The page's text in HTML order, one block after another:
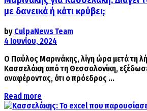
με δανεικά ή κάτι κρύβει;
by CulpaNews Team
4 Ιουνίου, 2024
Ο Παύλος Μαρινάκης, λίγη ώρα μετά τη
Κασσελάκη από τη Θεσσαλονίκη,
αναφέροντας, ότι ο πρόεδρος ...
Read more